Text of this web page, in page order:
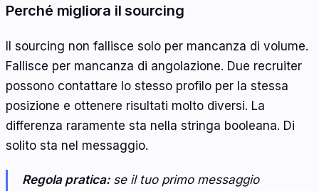
Perché migliora il sourcing
Il sourcing non fallisce solo per mancanza di volume.
Fallisce per mancanza di angolazione. Due recruiter
possono contattare lo stesso profilo per la stessa
posizione e ottenere risultati molto diversi. La
differenza raramente sta nella stringa booleana. Di
solito sta nel messaggio.
Regola pratica:se il tuo primo messaggio